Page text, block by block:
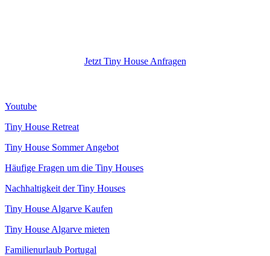
Jetzt Tiny House Anfragen
Youtube
Tiny House Retreat
Tiny House Sommer Angebot
Häufige Fragen um die Tiny Houses
Nachhaltigkeit der Tiny Houses
Tiny House Algarve Kaufen
Tiny House Algarve mieten
Familienurlaub Portugal